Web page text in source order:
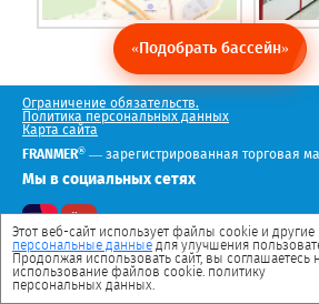
«Подобрать бассейн»
Ограничение обязательств.
Политика персональных данных
Карта сайта
FRANMER® — зарегистрированная торговая
Мы в социальных сетях
Этот веб-сайт использует файлы cookie и другие
персональные данные для улучшения
Продолжая использовать сайт, вы соглашаетесь
использование файлов cookie. политику
персональных данных.